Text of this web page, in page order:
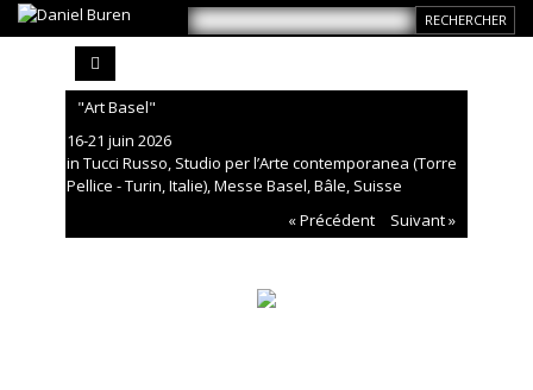
"Art Basel"
16-21 juin 2026
in Tucci Russo, Studio per l’Arte contemporanea (Torre
Pellice - Turin, Italie), Messe Basel, Bâle, Suisse
« Précédent
Suivant »